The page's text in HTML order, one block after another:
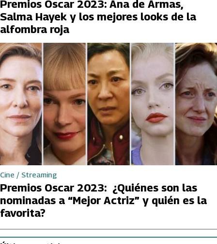
Premios Oscar 2023: Ana de Armas,
Salma Hayek y los mejores looks de la
alfombra roja
Cine / Streaming
Premios Oscar 2023: ¿Quiénes son las
nominadas a “Mejor Actriz” y quién es la
favorita?